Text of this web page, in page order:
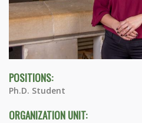
POSITIONS:
Ph.D. Student
ORGANIZATION UNIT: